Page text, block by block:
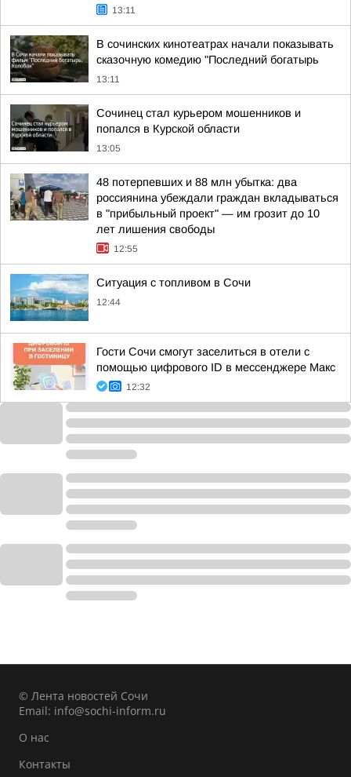
13:11
В сочинских кинотеатрах начали показывать
сказочную комедию "Последний богатырь
13:11
Сочинец стал курьером мошенников и
попался в Курской области
13:05
48 потерпевших и 88 млн убытка: два
россиянина убеждали граждан вкладываться
в "прибыльный проект" — им грозит до 10
лет лишения свободы
12:55
Ситуация с топливом в Сочи
12:44
Гости Сочи смогут заселиться в отели с
помощью цифрового ID в мессенджере Макс
12:32
© Лента новостей Сочи
Email: info@sochi-inform.ru
О нас
Контакты